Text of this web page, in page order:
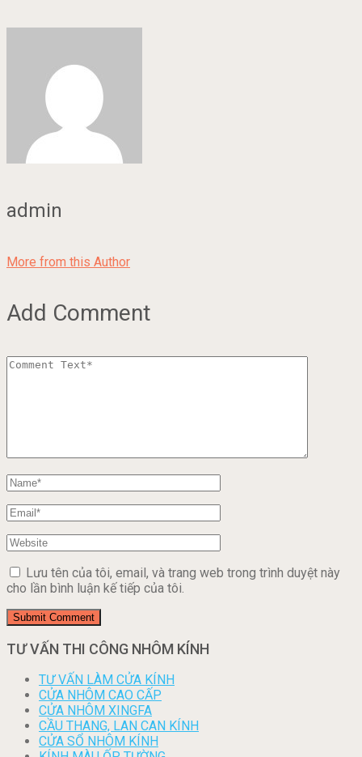
admin
More from this Author
Add Comment
Lưu tên của tôi, email, và trang web trong trình duyệt này
cho lần bình luận kế tiếp của tôi.
TƯ VẤN THI CÔNG NHÔM KÍNH
TƯ VẤN LÀM CỬA KÍNH
CỬA NHÔM CAO CẤP
CỬA NHÔM XINGFA
CẦU THANG, LAN CAN KÍNH
CỬA SỔ NHÔM KÍNH